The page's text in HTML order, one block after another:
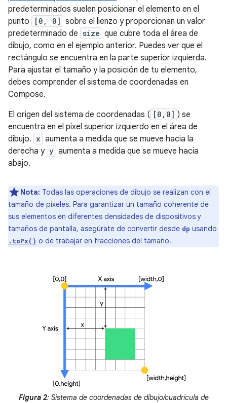
predeterminados suelen posicionar el elemento en el
punto
[0, 0]
sobre el lienzo y proporcionan un valor
predeterminado de size que cubre toda el área de
dibujo, como en el ejemplo anterior. Puedes ver que el
rectángulo se encuentra en la parte superior izquierda.
Para ajustar el tamaño y la posición de tu elemento,
debes comprender el sistema de coordenadas en
Compose.
El origen del sistema de coordenadas ( [0,0] ) se
encuentra en el píxel superior izquierdo en el área de
dibujo. x aumenta a medida que se mueve hacia la
derecha y y aumenta a medida que se mueve hacia
abajo.
Nota: Todas las operaciones de dibujo se realizan con el
tamaño de píxeles. Para garantizar un tamaño coherente de
sus elementos en diferentes densidades de dispositivos y
tamaños de pantalla, asegúrate de convertir desde dp usando
.toPx() o de trabajar en fracciones del tamaño.
Figura 2: Sistema de coordenadas de dibujo/cuadrícula de